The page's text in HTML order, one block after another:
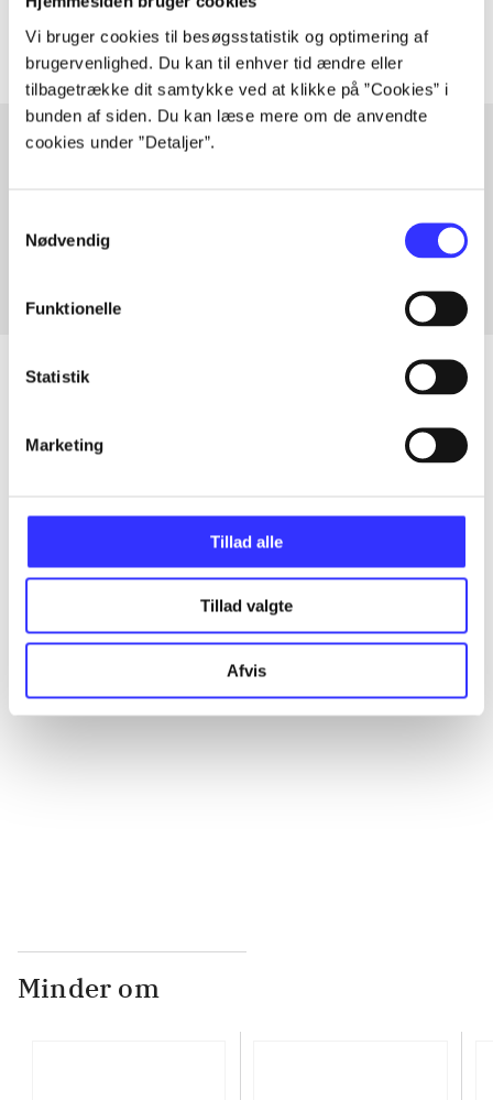
Vi bruger cookies til besøgsstatistik og optimering af
brugervenlighed. Du kan til enhver tid ændre eller
tilbagetrække dit samtykke ved at klikke på ”Cookies” i
bunden af siden. Du kan læse mere om de anvendte
cookies under ”Detaljer”.
Nødvendig
Funktionelle
Statistik
Marketing
Tillad alle
Tillad valgte
Afvis
Artikler
Minder om